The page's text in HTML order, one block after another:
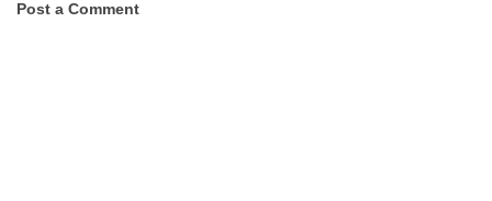
Post a Comment